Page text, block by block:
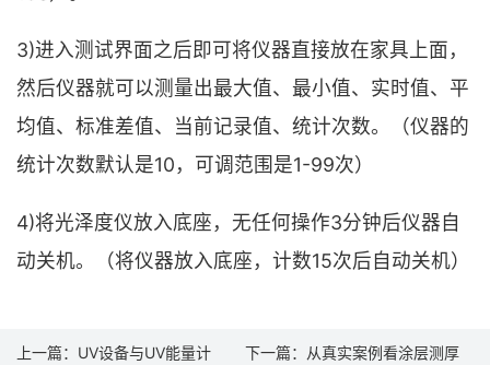
3)进入测试界面之后即可将仪器直接放在家具上面，
然后仪器就可以测量出最大值、最小值、实时值、平
均值、标准差值、当前记录值、统计次数。（仪器的
统计次数默认是10，可调范围是1-99次）
4)将光泽度仪放入底座，无任何操作3分钟后仪器自
动关机。（将仪器放入底座，计数15次后自动关机）
上一篇： UV设备与UV能量计 下一篇： 从真实案例看涂层测厚